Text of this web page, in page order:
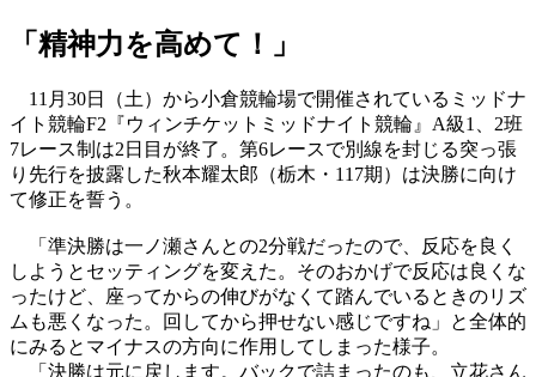
「精神力を高めて！」
11月30日（土）から小倉競輪場で開催されているミッドナ
イト競輪F2『ウィンチケットミッドナイト競輪』A級1、2班
7レース制は2日目が終了。第6レースで別線を封じる突っ張
り先行を披露した秋本耀太郎（栃木・117期）は決勝に向け
て修正を誓う。
「準決勝は一ノ瀬さんとの2分戦だったので、反応を良く
しようとセッティングを変えた。そのおかげで反応は良くな
ったけど、座ってからの伸びがなくて踏んでいるときのリズ
ムも悪くなった。回してから押せない感じですね」と全体的
にみるとマイナスの方向に作用してしまった様子。
「決勝は元に戻します。バックで詰まったのも、立花さん